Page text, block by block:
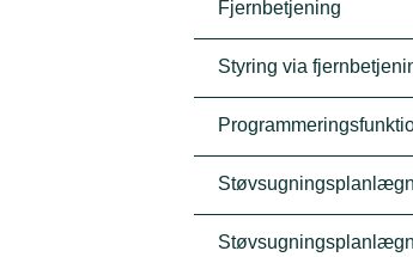
Fjernbetjening
Styring via